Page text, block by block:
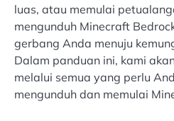
luas, atau memulai
mengunduh Minecraft
gerbang Anda menuju
Dalam panduan ini, kami
melalui semua yang perlu
mengunduh dan memulai